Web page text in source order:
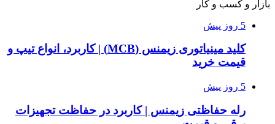
بازار و کسب و کار
5 روز پیش
کلید مینیاتوری زیمنس (MCB) | کاربرد، انواع تیپ و
قیمت خرید
5 روز پیش
رله حفاظتی زیمنس | کاربرد در حفاظت تجهیزات